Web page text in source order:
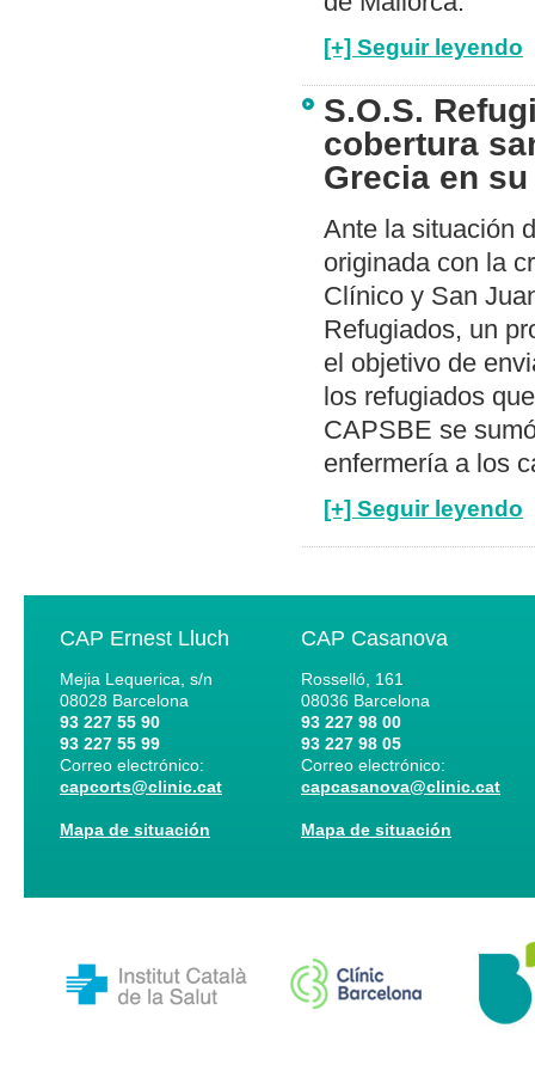
[+] Seguir leyendo
S.O.S.
cobertura
Grecia en
Ante la situación
originada con la
Clínico y San
Refugiados, un
el objetivo de
los refugiados
CAPSBE se
enfermería a los
[+] Seguir leyendo
CAP Ernest Lluch
Mejia Lequerica, s/n
08028 Barcelona
93 227 55 90
93 227 55 99
Correo electrónico:
capcorts@clinic.cat
Mapa de situación
CAP Casanova
Rosselló, 161
08036 Barcelona
93 227 98 00
93 227 98 05
Correo electrónico:
capcasanova@clinic.cat
Mapa de situación